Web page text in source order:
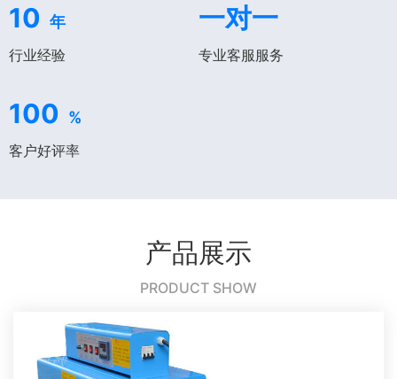
10 年
行业经验
一对一
专业客服服务
100 %
客户好评率
产品展示
PRODUCT SHOW